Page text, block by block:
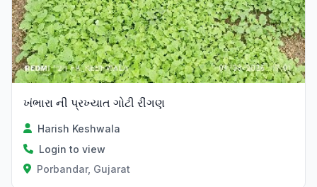
ખંભારા ની પ્રખ્યાત ગોટી રીંગણ
Harish Keshwala
Login to view
Porbandar, Gujarat